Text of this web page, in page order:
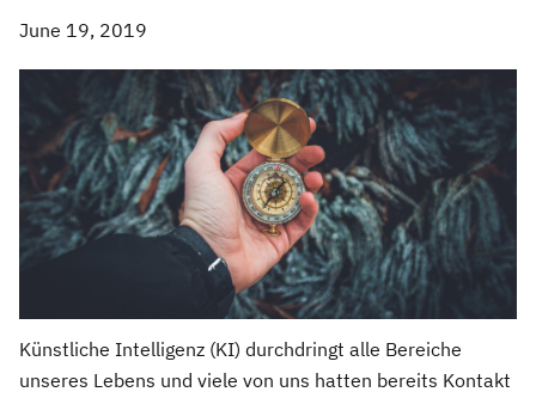
June 19, 2019
Künstliche Intelligenz (KI) durchdringt alle Bereiche
unseres Lebens und viele von uns hatten bereits Kontakt